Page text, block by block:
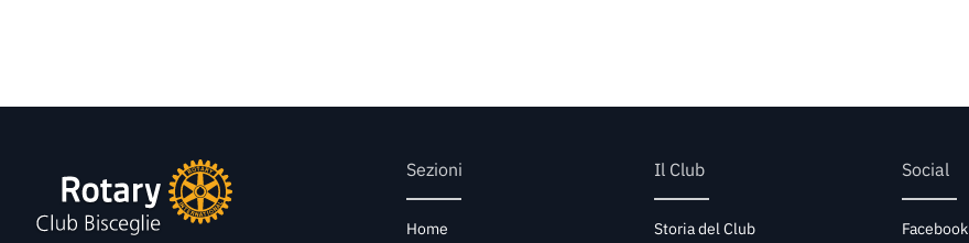
Sezioni
Home
Il Club
Storia del Club
Social
Facebook